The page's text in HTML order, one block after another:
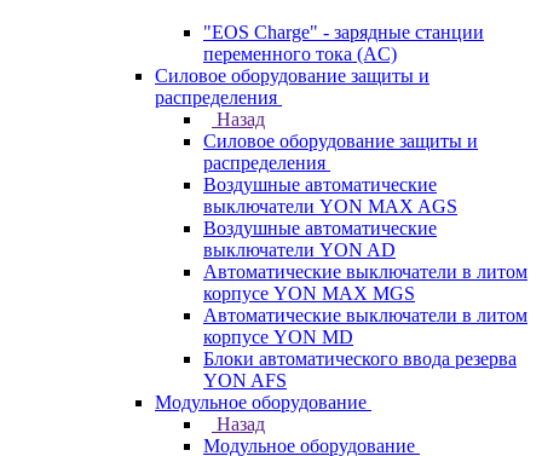
"EOS Charge" - зарядные станции
переменного тока (AC)
Силовое оборудование защиты и
распределения
Назад
Силовое оборудование защиты и
распределения
Воздушные автоматические
выключатели YON MAX AGS
Воздушные автоматические
выключатели YON AD
Автоматические выключатели в литом
корпусе YON MAX MGS
Автоматические выключатели в литом
корпусе YON MD
Блоки автоматического ввода резерва
YON AFS
Модульное оборудование
Назад
Модульное оборудование